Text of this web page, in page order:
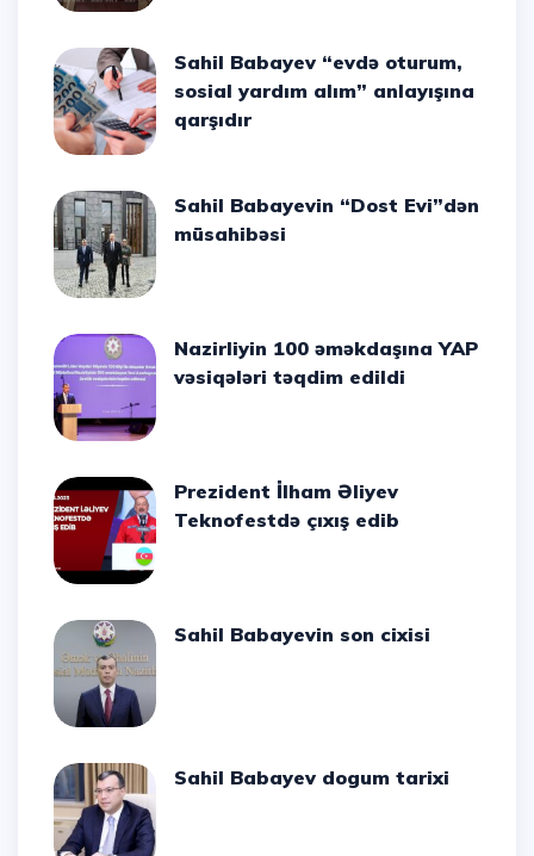
Sahil Babayev “evdə oturum,
sosial yardım alım” anlayışına
qarşıdır
Sahil Babayevin “Dost Evi”dən
müsahibəsi
Nazirliyin 100 əməkdaşına YAP
vəsiqələri təqdim edildi
Prezident İlham Əliyev
Teknofestdə çıxış edib
Sahil Babayevin son cixisi
Sahil Babayev dogum tarixi